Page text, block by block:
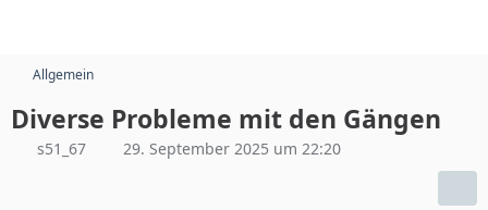
Allgemein
Diverse Probleme mit den Gängen
s51_67 29. September 2025 um 22:20